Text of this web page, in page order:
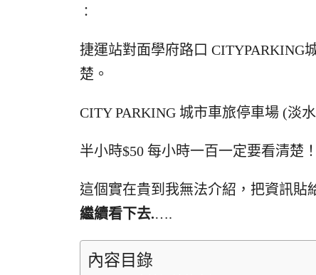
：
捷運站對面學府路口 CITYPARKING
楚。
CITY PARKING 城市車旅停車場 (淡
半小時$50 每小時一百一定要看清楚
這個實在貴到我無法介紹，把資訊貼
繼續看下去.….
內容目錄